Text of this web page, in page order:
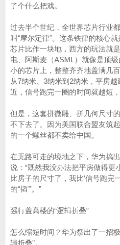
了个什么把戏。
过去半个世纪，全世界芯片行业
叫“摩尔定律”。这条铁律的核心
芯片比作一块地，西方的玩法就
电、阿斯麦（ASML）就像是顶
小的芯片上，整整齐齐地盖满几百
从7纳米、3纳米到2纳米，平房
近，信号跑完一圈的时间就越短
但是，这套拼微雕、拼几何尺寸
不下去了。因为美国联合盟友筑
的一个螺丝都不卖给中国。
在无路可走的境地之下，华为搞
说：“既然我没办法把平房做得更
比房子的尺寸了，我比‘信号跑完
的“韬”’。”
强行盖高楼的“逻辑折叠”
怎么缩短时间？华为祭出了一招
辑折叠”。